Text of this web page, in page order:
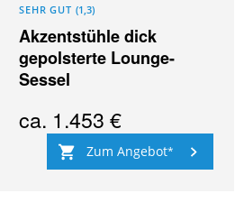
SEHR GUT (1,3)
Akzentstühle dick
gepolsterte Lounge-
Sessel
ca. 1.453 €
Zum Angebot